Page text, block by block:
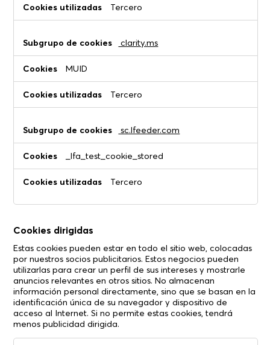
Tercero
clarity.ms
MUID
Tercero
sc.lfeeder.com
_lfa_test_cookie_stored
Tercero
Cookies dirigidas
Estas cookies pueden estar en todo el sitio web, colocadas
por nuestros socios publicitarios. Estos negocios pueden
utilizarlas para crear un perfil de sus intereses y mostrarle
anuncios relevantes en otros sitios. No almacenan
información personal directamente, sino que se basan en la
identificación única de su navegador y dispositivo de
acceso al Internet. Si no permite estas cookies, tendrá
menos publicidad dirigida.